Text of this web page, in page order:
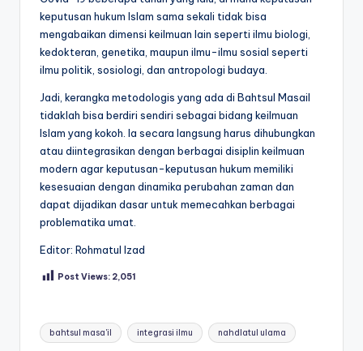
keputusan hukum Islam sama sekali tidak bisa
mengabaikan dimensi keilmuan lain seperti ilmu biologi,
kedokteran, genetika, maupun ilmu-ilmu sosial seperti
ilmu politik, sosiologi, dan antropologi budaya.
Jadi, kerangka metodologis yang ada di Bahtsul Masail
tidaklah bisa berdiri sendiri sebagai bidang keilmuan
Islam yang kokoh. Ia secara langsung harus dihubungkan
atau diintegrasikan dengan berbagai disiplin keilmuan
modern agar keputusan-keputusan hukum memiliki
kesesuaian dengan dinamika perubahan zaman dan
dapat dijadikan dasar untuk memecahkan berbagai
problematika umat.
Editor: Rohmatul Izad
Post Views: 2,051
Tags:
bahtsul masa'il integrasi ilmu nahdlatul ulama